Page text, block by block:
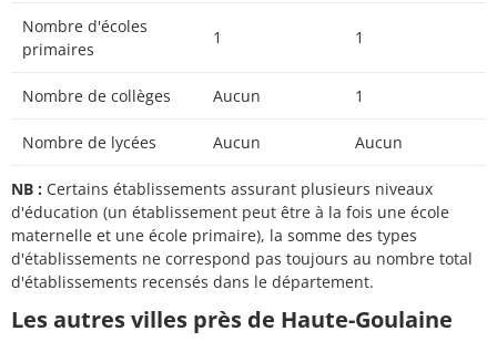
Nombre d'écoles
primaires
1 1
Nombre de collèges Aucun 1
Nombre de lycées Aucun Aucun
NB : Certains établissements assurant plusieurs niveaux
d'éducation (un établissement peut être à la fois une école
maternelle et une école primaire), la somme des types
d'établissements ne correspond pas toujours au nombre total
d'établissements recensés dans le département.
Les autres villes près de Haute-Goulaine